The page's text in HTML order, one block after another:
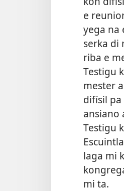
e
yega na
serka di
riba e
Testigu
mester
difísil pa
ansiano
Testigu
laga mi
mi ta.